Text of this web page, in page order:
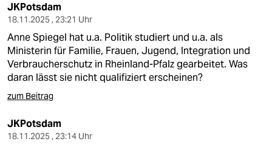
JKPotsdam
18.11.2025 , 23:21 Uhr
Anne Spiegel hat u.a. Politik studiert und u.a. als
Ministerin für Familie, Frauen, Jugend, Integration und
Verbraucherschutz in Rheinland-Pfalz gearbeitet. Was
daran lässt sie nicht qualifiziert erscheinen?
zum Beitrag
JKPotsdam
18.11.2025 , 23:14 Uhr